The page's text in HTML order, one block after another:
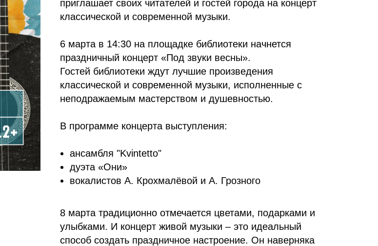
приглашает своих читателей и гостей города на концерт
классической и современной музыки.
6 марта в 14:30 на площадке библиотеки начнется
праздничный концерт «Под звуки весны».
Гостей библиотеки ждут лучшие произведения
классической и современной музыки, исполненные с
неподражаемым мастерством и душевностью.
В программе концерта выступления:
ансамбля "Kvintetto"
дуэта «Они»
вокалистов А. Крохмалёвой и А. Грозного
8 марта традиционно отмечается цветами, подарками и
улыбками. И концерт живой музыки – это идеальный
способ создать праздничное настроение. Он наверняка